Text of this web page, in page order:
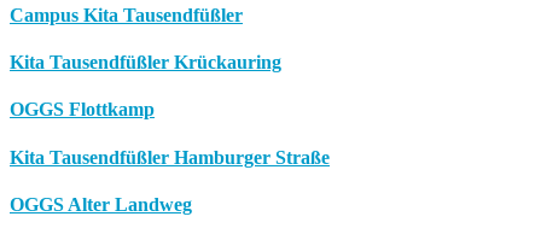
Campus Kita Tausendfüßler
Kita Tausendfüßler Krückauring
OGGS Flottkamp
Kita Tausendfüßler Hamburger Straße
OGGS Alter Landweg